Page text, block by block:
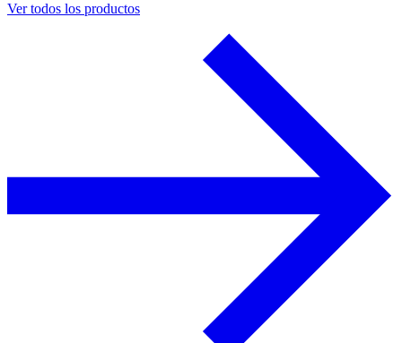
Ver todos los productos